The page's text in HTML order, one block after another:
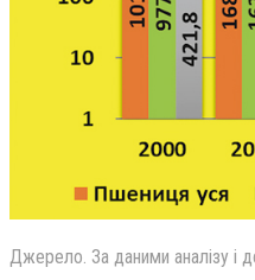
Джерело. За даними аналізу і